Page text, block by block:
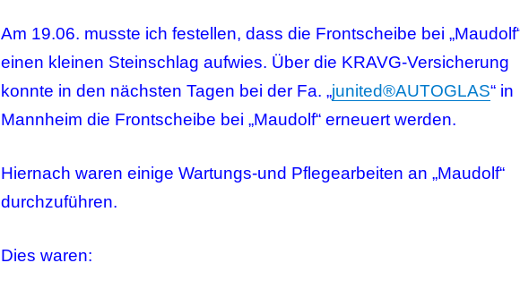
Am 19.06. musste ich festellen, dass die Frontscheibe bei
einen kleinen Steinschlag aufwies. Über die KRAVG-Versicherung
konnte in den nächsten Tagen bei der Fa. „junited®AUTOGLAS“ in
Mannheim die Frontscheibe bei „Maudolf“ erneuert werden.
Hiernach waren einige Wartungs-und Pflegearbeiten an „Maudolf“
durchzuführen.
Dies waren: